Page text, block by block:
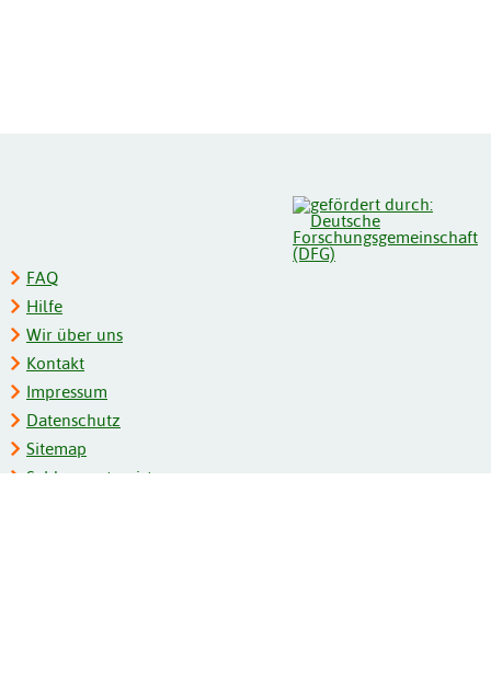
FAQ
Hilfe
Wir über uns
Kontakt
Impressum
Datenschutz
Sitemap
Schlagwortregister